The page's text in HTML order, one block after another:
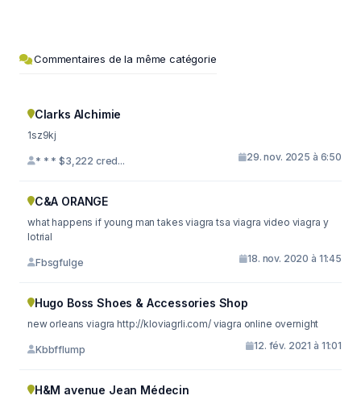
Commentaires de la même catégorie
Clarks Alchimie
1sz9kj
* * * $3,222 cred... 29. nov. 2025 à 6:50
C&A ORANGE
what happens if young man takes viagra tsa viagra video viagra y
lotrial
Fbsgfulge 18. nov. 2020 à 11:45
Hugo Boss Shoes & Accessories Shop
new orleans viagra http://kloviagrli.com/ viagra online overnight
Kbbfflump 12. fév. 2021 à 11:01
H&M avenue Jean Médecin